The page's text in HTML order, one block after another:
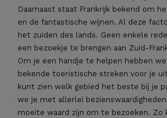
Daarnaast staat Frankrijk bekend om
en de fantastische wijnen. Al deze
het zuiden des lands. Geen enkele
een bezoekje te brengen aan Zuid-
Om je een handje te helpen hebben
bekende toeristische streken voor je
kunt zien welk gebied het beste bij je
we je met allerlei
moeite waard zijn om te bezoeken. Zo